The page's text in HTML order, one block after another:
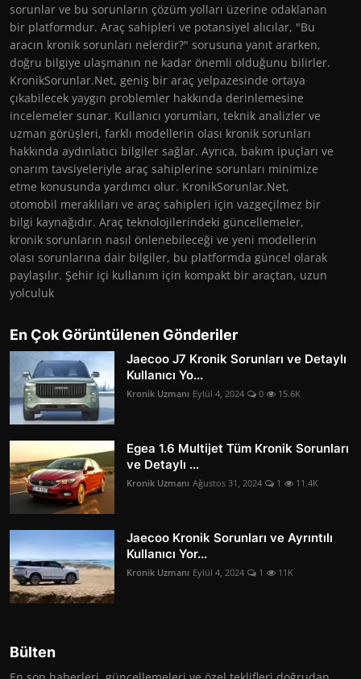
sorunlar ve bu sorunların çözüm yolları üzerine odaklanan
bir platformdur. Araç sahipleri ve potansiyel alıcılar, "Bu
aracın kronik sorunları nelerdir?" sorusuna yanıt ararken,
doğru bilgiye ulaşmanın ne kadar önemli olduğunu bilirler.
KronikSorunlar.Net, geniş bir araç yelpazesinde ortaya
çıkabilecek yaygın problemler hakkında derinlemesine
incelemeler sunar. Kullanıcı yorumları, teknik analizler ve
uzman görüşleri, farklı modellerin olası kronik sorunları
hakkında aydınlatıcı bilgiler sağlar. Ayrıca, bakım ipuçları ve
onarım tavsiyeleriyle araç sahiplerine sorunları minimize
etme konusunda yardımcı olur. KronikSorunlar.Net,
otomobil meraklıları ve araç sahipleri için vazgeçilmez bir
bilgi kaynağıdır. Araç teknolojilerindeki güncellemeler,
kronik sorunların nasıl önlenebileceği ve yeni modellerin
olası sorunlarına dair bilgiler, bu platformda güncel olarak
paylaşılır. Şehir içi kullanım için kompakt bir araçtan, uzun
yolculuk
En Çok Görüntülenen Gönderiler
Jaecoo J7 Kronik Sorunları ve Detaylı
Kullanıcı Yo...
Kronik Uzmanı Eylül 4, 2024 0 15.6K
Egea 1.6 Multijet Tüm Kronik Sorunları
ve Detaylı ...
Kronik Uzmanı Ağustos 31, 2024 1 11.4K
Jaecoo Kronik Sorunları ve Ayrıntılı
Kullanıcı Yor...
Kronik Uzmanı Eylül 4, 2024 1 11K
Bülten